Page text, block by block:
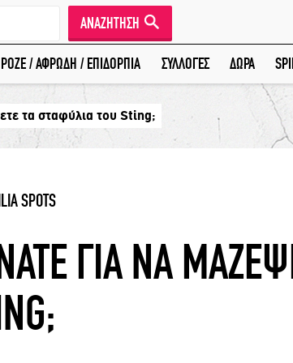
ΑΝΑΖΗΤΗΣΗ
ΡΟΖΕ / ΑΦΡΩΔΗ / ΕΠΙΔΟΡΠΙΑ ΣΥΛΛΟΓΕΣ ΔΩΡΑ
τα σταφύλια του Sting;
SPOTS
ΓΙΑ ΝΑ